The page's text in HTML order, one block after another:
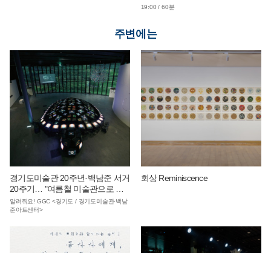
19:00 / 60분
주변에는
경기도미술관 20주년·백남준 서거
20주기… "여름철 미술관으로 피
서 오세요"
알려줘요! GGC <경기도 / 경기도미술관·백남
준아트센터>
회상 Reminiscence